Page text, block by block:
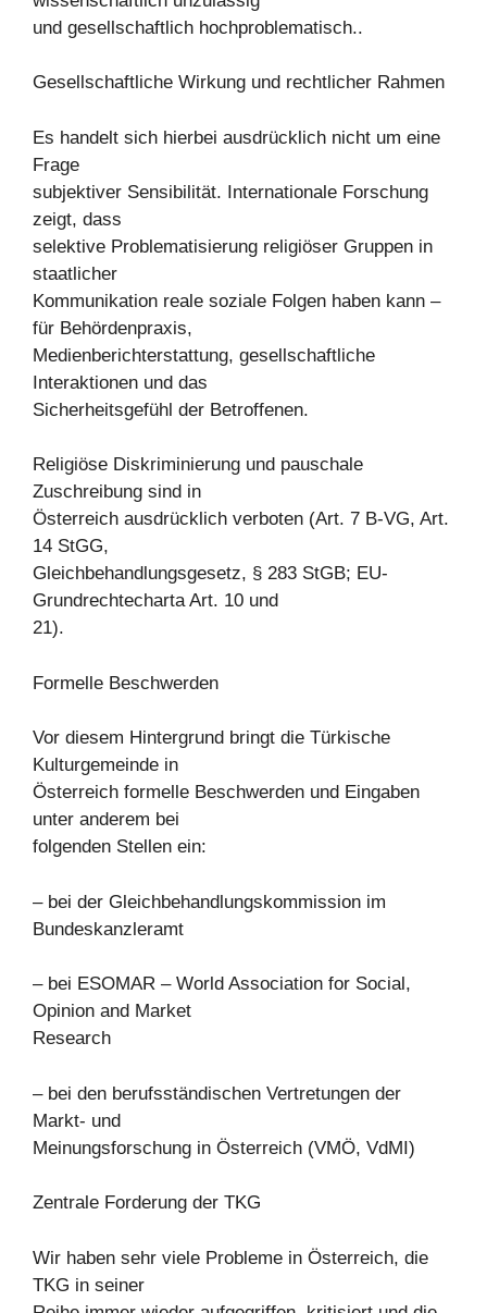
und gesellschaftlich hochproblematisch..
Gesellschaftliche Wirkung und rechtlicher Rahmen
Es handelt sich hierbei ausdrücklich nicht um eine
Frage
subjektiver Sensibilität. Internationale Forschung
zeigt, dass
selektive Problematisierung religiöser Gruppen in
staatlicher
Kommunikation reale soziale Folgen haben kann –
für Behördenpraxis,
Medienberichterstattung, gesellschaftliche
Interaktionen und das
Sicherheitsgefühl der Betroffenen.
Religiöse Diskriminierung und pauschale
Zuschreibung sind in
Österreich ausdrücklich verboten (Art. 7 B-VG, Art.
14 StGG,
Gleichbehandlungsgesetz, § 283 StGB; EU-
Grundrechtecharta Art. 10 und
21).
Formelle Beschwerden
Vor diesem Hintergrund bringt die Türkische
Kulturgemeinde in
Österreich formelle Beschwerden und Eingaben
unter anderem bei
folgenden Stellen ein:
– bei der Gleichbehandlungskommission im
Bundeskanzleramt
– bei ESOMAR – World Association for Social,
Opinion and Market
Research
– bei den berufsständischen Vertretungen der
Markt- und
Meinungsforschung in Österreich (VMÖ, VdMI)
Zentrale Forderung der TKG
Wir haben sehr viele Probleme in Österreich, die
TKG in seiner